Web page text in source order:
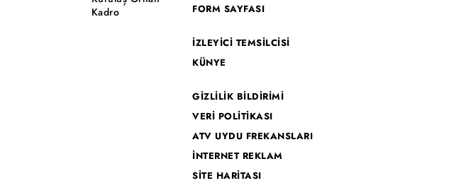
Kadro
FORM SAYFASI
İZLEYİCİ TEMSİLCİSİ
KÜNYE
GİZLİLİK BİLDİRİMİ
VERİ POLİTİKASI
ATV UYDU FREKANSLARI
İNTERNET REKLAM
SİTE HARİTASI